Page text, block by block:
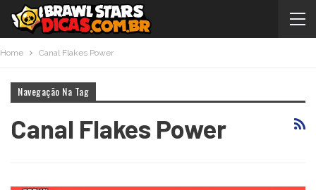
Home Canal Flakes Power
Navegação Na Tag
Canal Flakes Power